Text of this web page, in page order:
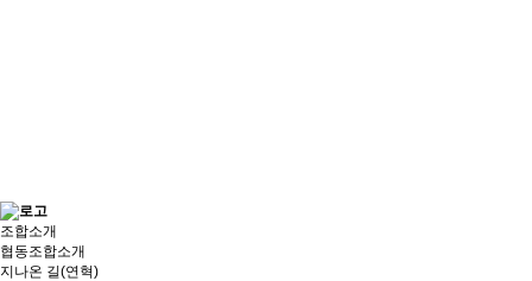
조합소개
협동조합소개
지나온 길(연혁)